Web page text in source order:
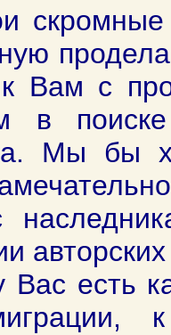
скромные
к Вам с
в
Мы бы
есть